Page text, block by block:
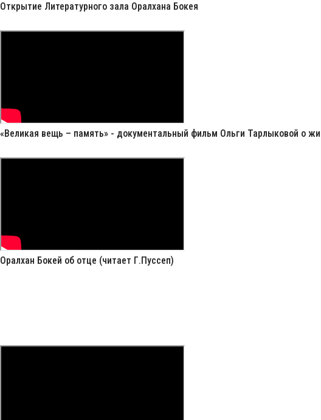
Открытие Литературного зала Оралхана Бокея
«Великая вещь – память» - документальный фильм Ольги Тарлыковой о
Оралхан Бокей об отце (читает Г.Пуссеп)